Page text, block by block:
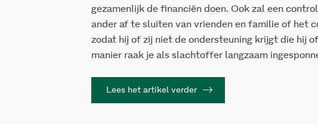
gezamenlijk de financiën doen. Ook zal een
ander af te sluiten van vrienden en familie of het
zodat hij of zij niet de ondersteuning krijgt die hij
manier raak je als slachtoffer langzaam
Lees het artikel verder